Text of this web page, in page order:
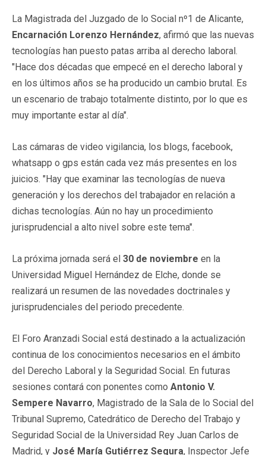
La Magistrada del Juzgado de lo Social nº1 de Alicante,
Encarnación Lorenzo Hernández, afirmó que las nuevas
tecnologías han puesto patas arriba al derecho laboral.
"Hace dos décadas que empecé en el derecho laboral y
en los últimos años se ha producido un cambio brutal. Es
un escenario de trabajo totalmente distinto, por lo que es
muy importante estar al día".
Las cámaras de video vigilancia, los blogs, facebook,
whatsapp o gps están cada vez más presentes en los
juicios. "Hay que examinar las tecnologías de nueva
generación y los derechos del trabajador en relación a
dichas tecnologías. Aún no hay un procedimiento
jurisprudencial a alto nivel sobre este tema".
La próxima jornada será el 30 de noviembre en la
Universidad Miguel Hernández de Elche, donde se
realizará un resumen de las novedades doctrinales y
jurisprudenciales del periodo precedente.
El Foro Aranzadi Social está destinado a la actualización
continua de los conocimientos necesarios en el ámbito
del Derecho Laboral y la Seguridad Social. En futuras
sesiones contará con ponentes como Antonio V.
Sempere Navarro, Magistrado de la Sala de lo Social del
Tribunal Supremo, Catedrático de Derecho del Trabajo y
Seguridad Social de la Universidad Rey Juan Carlos de
Madrid, y José María Gutiérrez Segura, Inspector Jefe